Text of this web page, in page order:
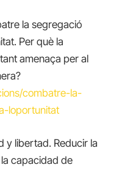
la segregació
Per què la
amenaça per al
combatre-la-
loportunitat
y libertad. Reducir la
capacidad de